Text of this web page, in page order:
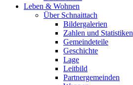
Leben & Wohnen
Über Schnaittach
Bildergalerien
Zahlen und Statistiken
Gemeindeteile
Geschichte
Lage
Leitbild
Partnergemeinden